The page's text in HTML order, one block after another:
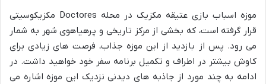
موزه اسباب بازی عتیقه مکزیک در محله Doctores مکزیکوسیتی
قرار گرفته است، که بخشی از مرکز تاریخی و پرهیاهوی شهر به شمار
می رود. پس از بازدید از این موزه جذاب، فرصت های زیادی برای
کاوش بیشتر در اطراف و تکمیل برنامه سفر خود خواهید داشت. در
ادامه به چند مورد از جاذبه های دیدنی نزدیک این موزه اشاره می